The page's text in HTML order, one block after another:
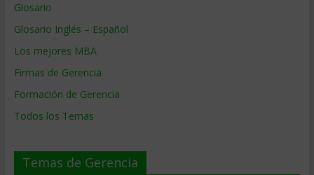
Glosario
Glosario Inglés – Español
Los mejores MBA
Firmas de Gerencia
Formación de Gerencia
Todos los Temas
Temas de Gerencia